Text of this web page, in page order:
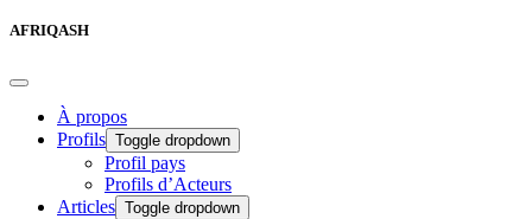
AFRIQASH
À propos
Profils Toggle dropdown
Profil pays
Profils d’Acteurs
Articles Toggle dropdown